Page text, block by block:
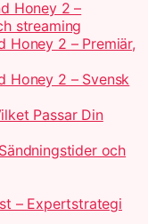
Honey 2 –
streaming
Honey 2 – Premiär,
Honey 2 – Svensk
Passar Din
och
– Expertstrategi